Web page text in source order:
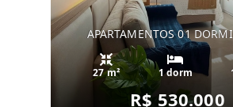
APARTAMENTOS 01
27 m² 1 dorm
R$ 530.000